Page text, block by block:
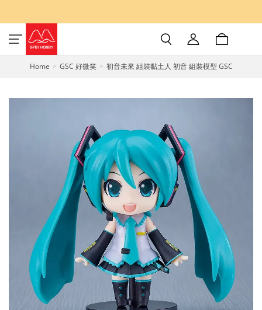
Home GSC 好微笑 初音未來 組裝黏土人 初音 組裝模型 GSC